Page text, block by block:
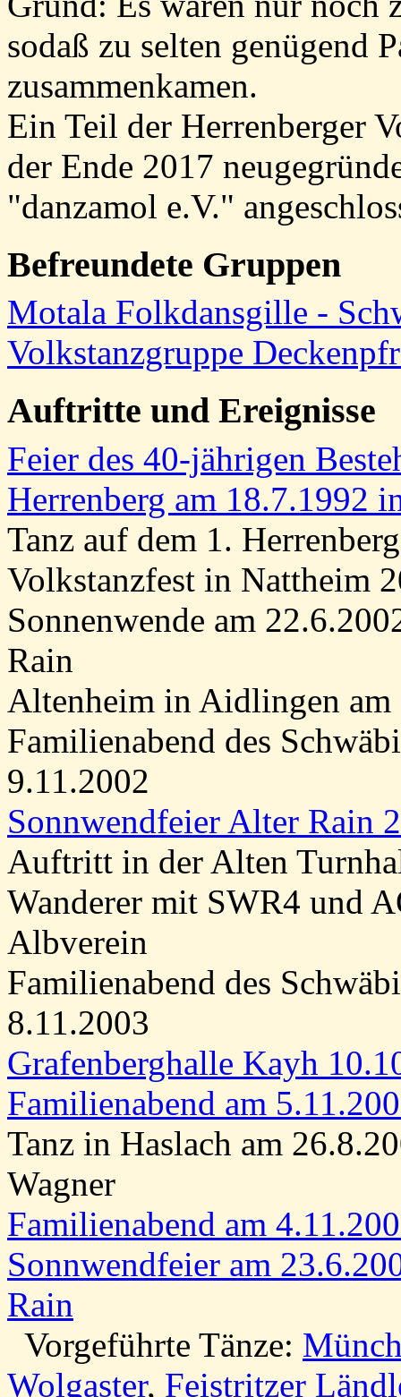
sodaß zu selten genügend
zusammenkamen.
Ein Teil der Herrenberger
der Ende 2017
"danzamol e.V."
Befreundete Gruppen
Motala Folkdansgille -
Volkstanzgruppe
Auftritte und Ereignisse
Feier des 40-jährigen
Herrenberg am 18.7.1992
Tanz auf dem 1.
Volkstanzfest in Nattheim
Sonnenwende am
Rain
Altenheim in Aidlingen am
Familienabend des
9.11.2002
Sonnwendfeier Alter Rain
Auftritt in der Alten
Wanderer mit SWR4 und
Albverein
Familienabend des
8.11.2003
Grafenberghalle Kayh
Familienabend am
Tanz in Haslach am
Wagner
Familienabend am
Sonnwendfeier am
Rain
Vorgeführte Tänze:
Wolgaster, Feistritzer